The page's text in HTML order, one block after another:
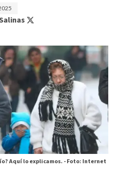
Aquí lo explicamos. -Foto: Internet